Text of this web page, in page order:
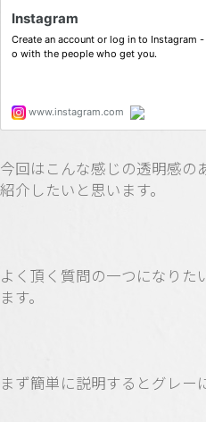
今回はこんな感じの透明感の
紹介したいと思います。
よく頂く質問の一つになり
ます。
まず簡単に説明するとグレー